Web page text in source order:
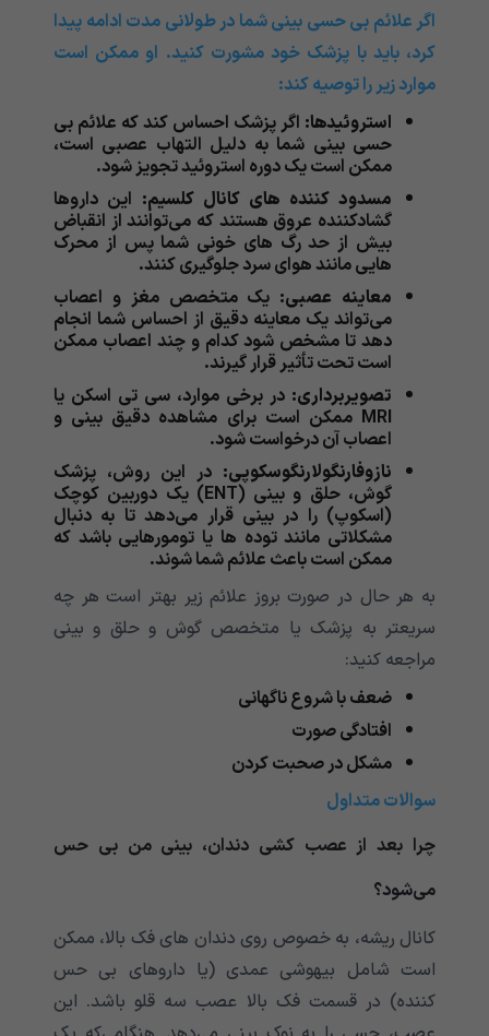
اگر علائم بی حسی بینی شما در طولانی مدت ادامه پیدا
کرد، باید با پزشک خود مشورت کنید. او ممکن است
موارد زیر را توصیه کند:
استروئیدها: اگر پزشک احساس کند که علائم بی
حسی بینی شما به دلیل التهاب عصبی است،
ممکن است یک دوره استروئید تجویز شود.
مسدود کننده های کانال کلسیم: این داروها
گشادکننده عروق هستند که می‌‌‌‌‌‌‌‌‌‌‌توانند از انقباض
بیش از حد رگ های خونی شما پس از محرک
هایی مانند هوای سرد جلوگیری کنند.
معاینه عصبی: یک متخصص مغز و اعصاب
می‌‌‌‌‌‌‌‌‌‌‌تواند یک معاینه دقیق از احساس شما انجام
دهد تا مشخص شود کدام و چند اعصاب ممکن
است تحت تأثیر قرار گیرند.
تصویربرداری: در برخی موارد، سی تی اسکن یا
MRI ممکن است برای مشاهده دقیق بینی و
اعصاب آن درخواست شود.
نازوفارنگولارنگوسکوپی: در این روش، پزشک
گوش، حلق و بینی (ENT) یک دوربین کوچک
(اسکوپ) را در بینی قرار می‌‌‌‌‌‌‌‌‌‌‌دهد تا به دنبال
مشکلاتی مانند توده ها یا تومورهایی باشد که
ممکن است باعث علائم شما شوند.
به هر حال در صورت بروز علائم زیر بهتر است هر چه
سریعتر به پزشک یا متخصص گوش و حلق و بینی
مراجعه کنید:
ضعف با شروع ناگهانی
افتادگی صورت
مشکل در صحبت کردن
سوالات متداول
چرا بعد از عصب کشی دندان، بینی من بی حس
می‌‌‌‌‌‌‌‌‌‌‌شود؟
کانال ریشه، به خصوص روی دندان های فک بالا، ممکن
است شامل بیهوشی عمدی (یا داروهای بی حس
کننده) در قسمت فک بالا عصب سه قلو باشد. این